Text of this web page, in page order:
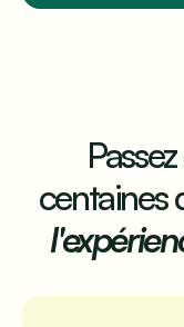
centaines